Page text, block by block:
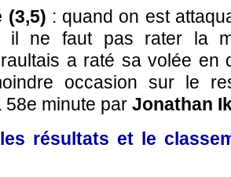
(3,5) : quand on est
il ne faut pas rater la
a raté sa volée en
occasion sur le
58e minute par Jonathan
résultats et le